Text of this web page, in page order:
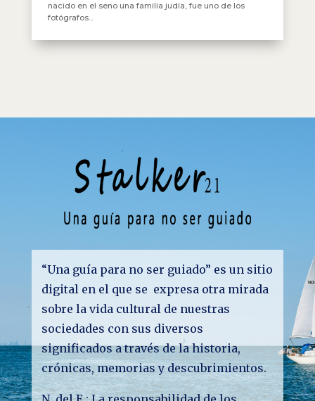
nacido en el seno una familia judía, fue uno de los
fotógrafos...
“Una guía para no ser guiado” es un sitio
digital en el que se expresa otra mirada
sobre la vida cultural de nuestras
sociedades con sus diversos
significados a través de la historia,
crónicas, memorias y descubrimientos.